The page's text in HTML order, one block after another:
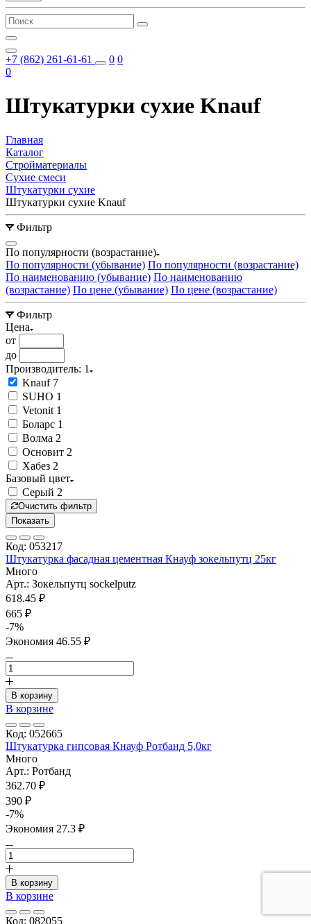
+7 (862) 261-61-61 0 0
0
Штукатурки сухие Knauf
Главная
Каталог
Стройматериалы
Сухие смеси
Штукатурки сухие
Штукатурки сухие Knauf
Фильтр
По популярности (возрастание)
По популярности (убывание) По популярности (возрастание)
По наименованию (убывание) По наименованию
(возрастание) По цене (убывание) По цене (возрастание)
Фильтр
Цена
от
до
Производитель: 1
Knauf 7
SUHO 1
Vetonit 1
Боларс 1
Волма 2
Основит 2
Хабез 2
Базовый цвет
Серый 2
Очистить фильтр
Показать
Код: 053217
Штукатурка фасадная цементная Кнауф зокельпутц 25кг
Много
Арт.: Зокельпутц sockelputz
618.45 ₽
665 ₽
-7%
Экономия 46.55 ₽
В корзину
В корзине
Код: 052665
Штукатурка гипсовая Кнауф Ротбанд 5,0кг
Много
Арт.: Ротбанд
362.70 ₽
390 ₽
-7%
Экономия 27.3 ₽
В корзину
В корзине
Код: 082055